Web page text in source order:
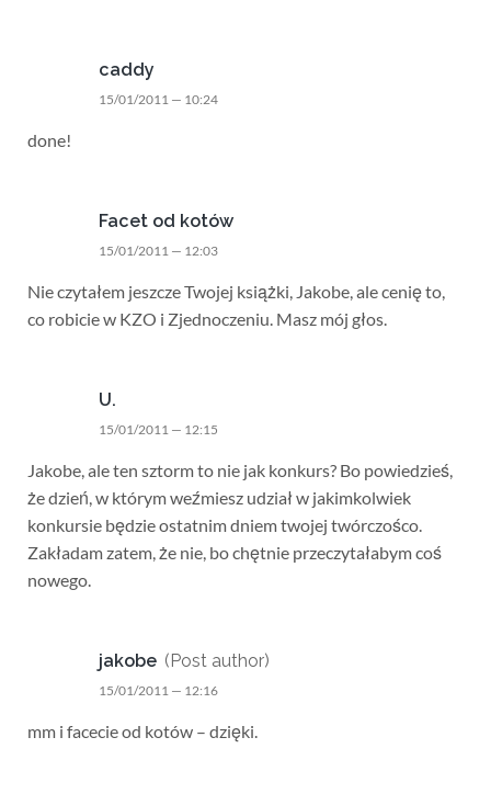
caddy
15/01/2011 — 10:24
done!
Facet od kotów
15/01/2011 — 12:03
Nie czytałem jeszcze Twojej książki, Jakobe, ale cenię to,
co robicie w KZO i Zjednoczeniu. Masz mój głos.
U.
15/01/2011 — 12:15
Jakobe, ale ten sztorm to nie jak konkurs? Bo powiedzieś,
że dzień, w którym weźmiesz udział w jakimkolwiek
konkursie będzie ostatnim dniem twojej twórczośco.
Zakładam zatem, że nie, bo chętnie przeczytałabym coś
nowego.
jakobe (Post author)
15/01/2011 — 12:16
mm i facecie od kotów – dzięki.